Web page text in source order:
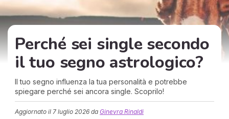
Perché sei single secondo
il tuo segno astrologico?
Il tuo segno influenza la tua personalità e potrebbe
spiegare perché sei ancora single. Scoprilo!
Aggiornato il 7 luglio 2026 da Ginevra Rinaldi